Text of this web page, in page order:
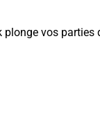
vos parties